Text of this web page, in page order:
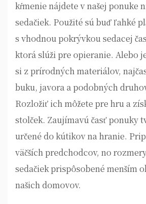
kŕmenie nájdete v našej ponuke
sedačiek. Použité sú buď ľahké
s vhodnou pokrývkou sedacej
ktorá slúži pre opieranie. Alebo
si z prírodných materiálov,
buku, javora a podobných
Rozložiť ich môžete pre hru a
stolček. Zaujímavú časť ponuky
určené do kútikov na hranie.
väčších predchodcov, no
sedačiek prispôsobené menším
našich domovov.